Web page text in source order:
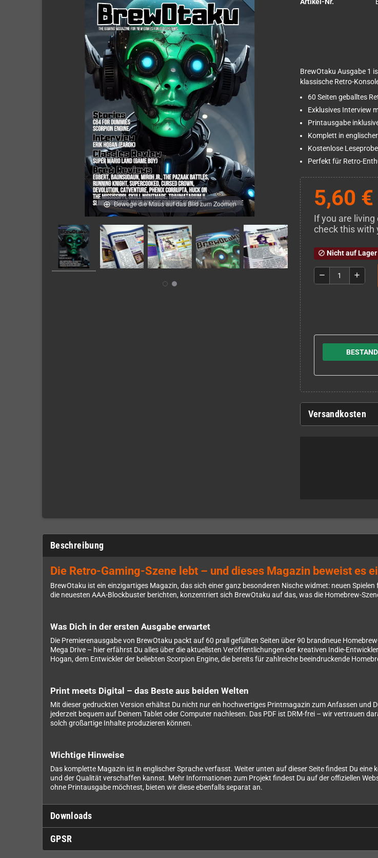
Bewege die Maus auf das Bild zum Zoomen
Artikel-Nr.
BrewOtaku Ausgabe 1
klassische Retro-
60 Seiten geballtes
Exklusives Interview
Printausgabe
Komplett in
Kostenlose
Perfekt für Retro-
5,60 €
If you are
check this with
block Nicht auf Lager
remove add
Versandkosten
Beschreibung
Die Retro-Gaming-Szene lebt – und dieses Magazin beweist es
BrewOtaku ist ein einzigartiges Magazin, das sich einer ganz besonderen Nische widmet: neuen
die neuesten AAA-Blockbuster berichten, konzentriert sich BrewOtaku auf das, was die Homebrew-
Was Dich in der ersten Ausgabe erwartet
Die Premierenausgabe von BrewOtaku packt auf 60 prall gefüllten Seiten über 90 brandneue
Mega Drive – hier erfährst Du alles über die aktuellsten Veröffentlichungen der kreativen Indie-
Hogan, dem Entwickler der beliebten Scorpion Engine, die bereits für zahlreiche beeindruckende
Print meets Digital – das Beste aus beiden Welten
Mit dieser gedruckten Version erhältst Du nicht nur ein hochwertiges Printmagazin zum Anfassen und
jederzeit bequem auf Deinem Tablet oder Computer nachlesen. Das PDF ist DRM-frei – wir vertrauen
solch großartige Inhalte produzieren können.
Wichtige Hinweise
Das komplette Magazin ist in englischer Sprache verfasst. Weiter unten auf dieser Seite findest Du
und der Qualität verschaffen kannst. Mehr Informationen zum Projekt findest Du auf der offiziellen
ohne Printausgabe möchtest, bieten wir diese ebenfalls separat an.
Downloads
GPSR